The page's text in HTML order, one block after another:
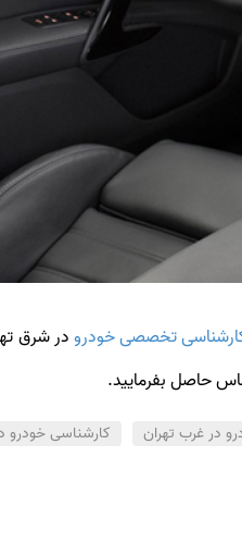
تخصصی خودرودر شرق
حاصل بفرمایید.
در غرب تهران
کارشناسی خودرو